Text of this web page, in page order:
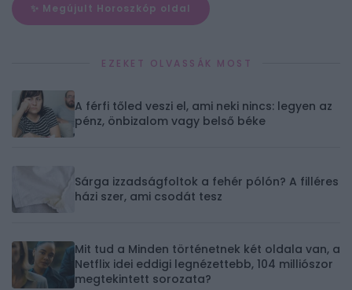
✨ Megújult Horoszkóp oldal
EZEKET OLVASSÁK MOST
A férfi tőled veszi el, ami neki nincs: legyen az
pénz, önbizalom vagy belső béke
Sárga izzadságfoltok a fehér pólón? A filléres
házi szer, ami csodát tesz
Mit tud a Minden történetnek két oldala van, a
Netflix idei eddigi legnézettebb, 104 milliószor
megtekintett sorozata?